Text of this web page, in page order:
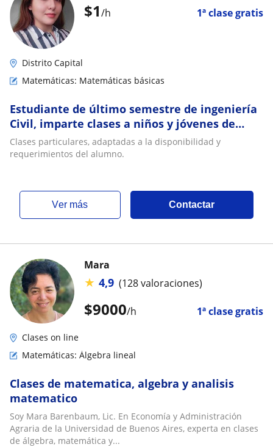
$1/h 1ª clase gratis
Distrito Capital
Matemáticas: Matemáticas básicas
Estudiante de último semestre de ingeniería
Civil, imparte clases a niños y jóvenes de
todas las edades
Clases particulares, adaptadas a la disponibilidad y
requerimientos del alumno.
ver más Contactar
$9000/h 1ª clase gratis
Mara
★ 4,9 (128 valoraciones)
Clases on line
Matemáticas: Álgebra lineal
Clases de matematica, algebra y analisis
matematico
Soy Mara Barenbaum, Lic. En Economía y Administración
Agraria de la Universidad de Buenos Aires, experta en clases
de álgebra, matemática y...